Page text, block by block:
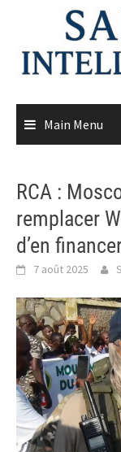
content
Main Menu
RCA :
remplacer
d’en
7 août 2025